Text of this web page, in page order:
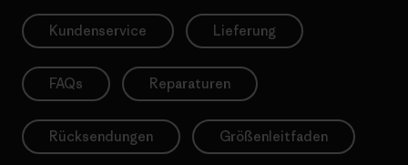
Kundenservice Lieferung
FAQs Reparaturen
Rücksendungen Größenleitfaden